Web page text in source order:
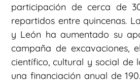
participación de cerca de
repartidos entre quincenas.
y León ha aumentado su
campaña de excavaciones,
científico, cultural y social de
una financiación anual de